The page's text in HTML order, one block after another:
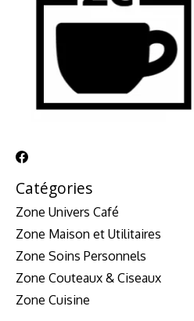
Catégories
Zone Univers Café
Zone Maison et Utilitaires
Zone Soins Personnels
Zone Couteaux & Ciseaux
Zone Cuisine